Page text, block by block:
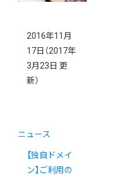
2016年11月
17日 （2017年
3月23日 更
新）
ニュース
【独自ドメイ
ン】ご利用の